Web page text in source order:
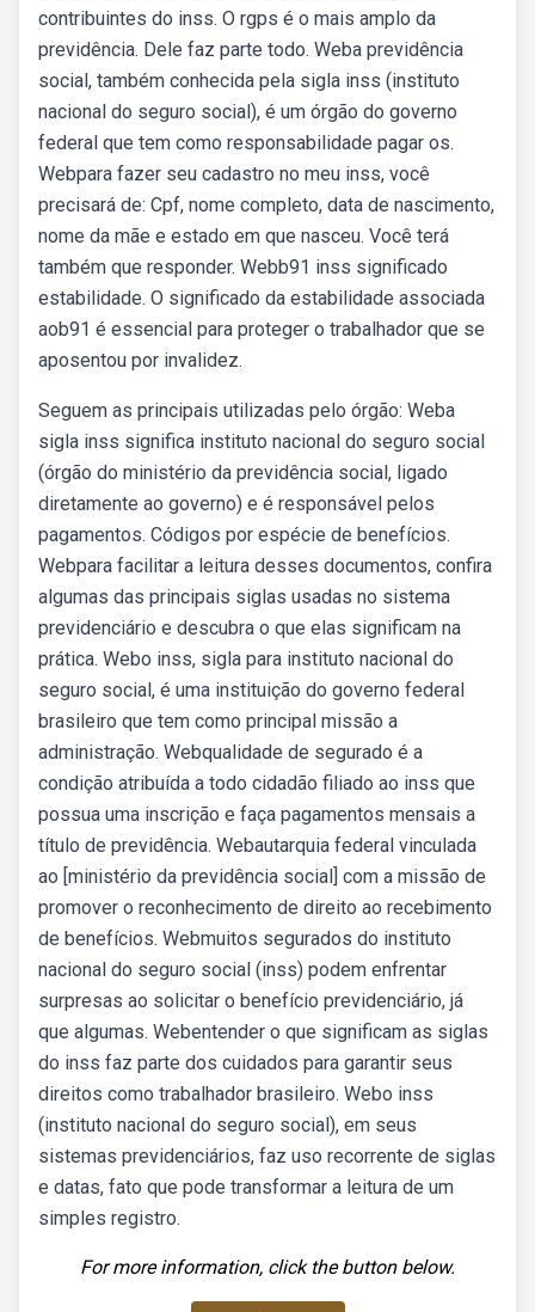
contribuintes do inss. O rgps é o mais amplo da
previdência. Dele faz parte todo. Weba previdência
social, também conhecida pela sigla inss (instituto
nacional do seguro social), é um órgão do governo
federal que tem como responsabilidade pagar os.
Webpara fazer seu cadastro no meu inss, você
precisará de: Cpf, nome completo, data de nascimento,
nome da mãe e estado em que nasceu. Você terá
também que responder. Webb91 inss significado
estabilidade. O significado da estabilidade associada
aob91 é essencial para proteger o trabalhador que se
aposentou por invalidez.
Seguem as principais utilizadas pelo órgão: Weba
sigla inss significa instituto nacional do seguro social
(órgão do ministério da previdência social, ligado
diretamente ao governo) e é responsável pelos
pagamentos. Códigos por espécie de benefícios.
Webpara facilitar a leitura desses documentos, confira
algumas das principais siglas usadas no sistema
previdenciário e descubra o que elas significam na
prática. Webo inss, sigla para instituto nacional do
seguro social, é uma instituição do governo federal
brasileiro que tem como principal missão a
administração. Webqualidade de segurado é a
condição atribuída a todo cidadão filiado ao inss que
possua uma inscrição e faça pagamentos mensais a
título de previdência. Webautarquia federal vinculada
ao [ministério da previdência social] com a missão de
promover o reconhecimento de direito ao recebimento
de benefícios. Webmuitos segurados do instituto
nacional do seguro social (inss) podem enfrentar
surpresas ao solicitar o benefício previdenciário, já
que algumas. Webentender o que significam as siglas
do inss faz parte dos cuidados para garantir seus
direitos como trabalhador brasileiro. Webo inss
(instituto nacional do seguro social), em seus
sistemas previdenciários, faz uso recorrente de siglas
e datas, fato que pode transformar a leitura de um
simples registro.
For more information, click the button below.